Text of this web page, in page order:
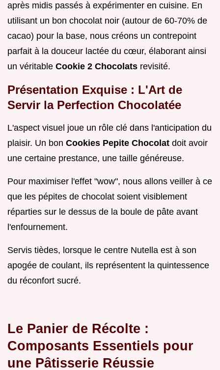
après midis passés à expérimenter en cuisine. En
utilisant un bon chocolat noir (autour de 60-70% de
cacao) pour la base, nous créons un contrepoint
parfait à la douceur lactée du cœur, élaborant ainsi
un véritable Cookie 2 Chocolats revisité.
Présentation Exquise : L'Art de
Servir la Perfection Chocolatée
L'aspect visuel joue un rôle clé dans l'anticipation du
plaisir. Un bon Cookies Pepite Chocolat doit avoir
une certaine prestance, une taille généreuse.
Pour maximiser l'effet "wow", nous allons veiller à ce
que les pépites de chocolat soient visiblement
réparties sur le dessus de la boule de pâte avant
l'enfournement.
Servis tièdes, lorsque le centre Nutella est à son
apogée de coulant, ils représentent la quintessence
du réconfort sucré.
Le Panier de Récolte :
Composants Essentiels pour
une Pâtisserie Réussie